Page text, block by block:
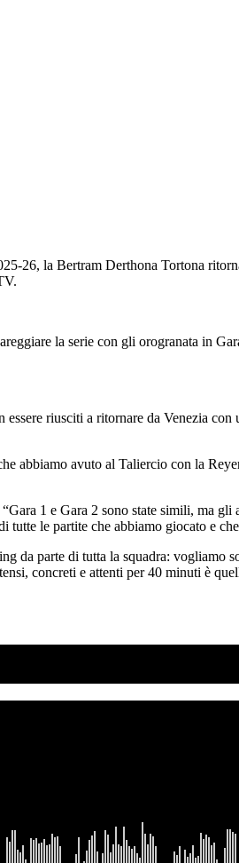
la Bertram Derthona Tortona
la serie con gli orogranata in
riusciti a ritornare da Venezia
avuto al Taliercio con la
1 e Gara 2 sono state simili, ma
le partite che abbiamo giocato e
da parte di tutta la squadra: vogliamo
concreti e attenti per 40 minuti è